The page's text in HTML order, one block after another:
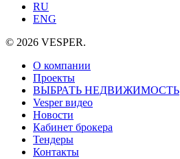
RU
ENG
© 2026 VESPER.
О компании
Проекты
ВЫБРАТЬ НЕДВИЖИМОСТЬ
Vesper видео
Новости
Кабинет брокера
Тендеры
Контакты